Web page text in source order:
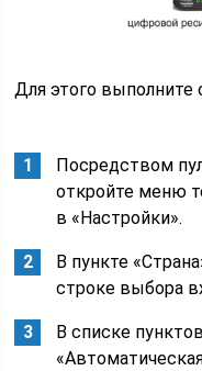
Для этого
Посредством
откройте меню
в «Настройки».
В пункте
строке выбора
В списке